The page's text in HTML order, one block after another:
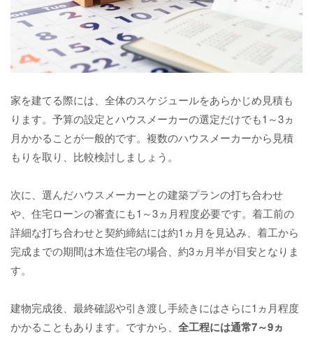
家を建てる際には、全体のスケジュールをあらかじめ見積も
ります。予算の設定とハウスメーカーの選定だけでも1～3ヵ
月かかることが一般的です。複数のハウスメーカーから見積
もりを取り、比較検討しましょう。
次に、選んだハウスメーカーとの建築プランの打ち合わせ
や、住宅ローンの審査にも1～3ヵ月程度必要です。着工前の
詳細な打ち合わせと契約締結には約1ヵ月を見込み、着工から
完成までの期間は木造住宅の場合、約3ヵ月半が目安となりま
す。
建物完成後、最終確認や引き渡し手続きにはさらに1ヵ月程度
かかることもあります。ですから、 全工程には通常7～9ヵ